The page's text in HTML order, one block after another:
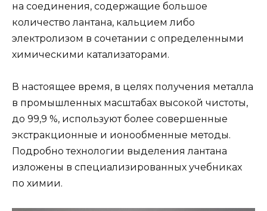
на соединения, содержащие большое
количество лантана, кальцием либо
электролизом в сочетании с определенными
химическими катализаторами.
В настоящее время, в целях получения металла
в промышленных масштабах высокой чистоты,
до 99,9 %, используют более совершенные
экстракционные и ионообменные методы.
Подробно технологии выделения лантана
изложены в специализированных учебниках
по химии.